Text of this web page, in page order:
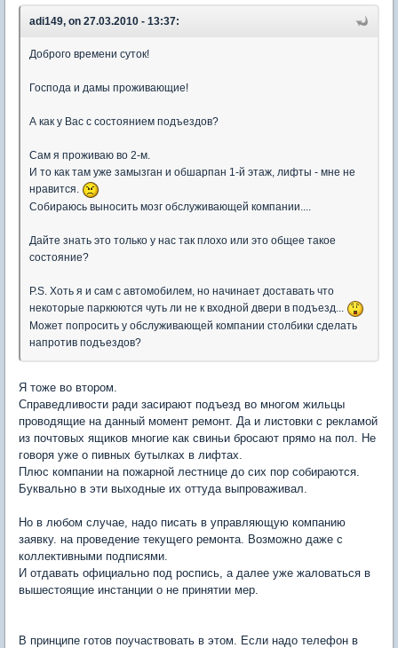
adi149, on 27.03.2010 - 13:37:
Доброго времени суток!
Господа и дамы проживающие!
А как у Вас с состоянием подъездов?
Сам я проживаю во 2-м.
И то как там уже замызган и обшарпан 1-й этаж, лифты - мне не
нравится.
Собираюсь выносить мозг обслуживающей компании....
Дайте знать это только у нас так плохо или это общее такое
состояние?
P.S. Хоть я и сам с автомобилем, но начинает доставать что
некоторые паркюются чуть ли не к входной двери в подъезд...
Может попросить у обслуживающей компании столбики сделать
напротив подъездов?
Я тоже во втором.
Справедливости ради засирают подъезд во многом жильцы
проводящие на данный момент ремонт. Да и листовки с рекламой
из почтовых ящиков многие как свиньи бросают прямо на пол. Не
говоря уже о пивных бутылках в лифтах.
Плюс компании на пожарной лестнице до сих пор собираются.
Буквально в эти выходные их оттуда выпроваживал.
Но в любом случае, надо писать в управляющую компанию
заявку. на проведение текущего ремонта. Возможно даже с
коллективными подписями.
И отдавать официально под роспись, а далее уже жаловаться в
вышестоящие инстанции о не принятии мер.
В принципе готов поучаствовать в этом. Если надо телефон в